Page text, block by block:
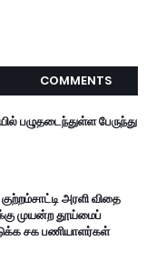
COMMENTS
பழுதடைந்துள்ள பேருந்து
அரளி விதை
முயன்ற தூய்மைப்
சக பணியாளர்கள்